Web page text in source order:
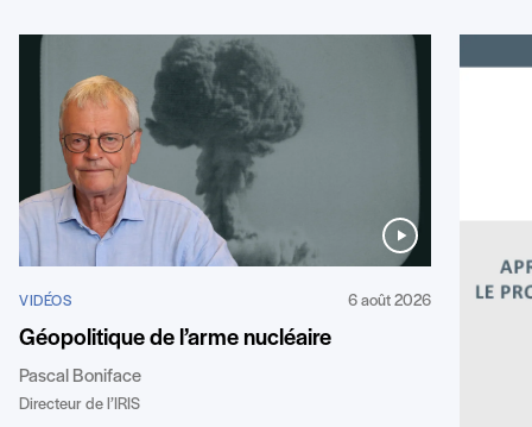
VIDÉOS 6 août 2026
Géopolitique de l’arme nucléaire
Pascal Boniface
Directeur de l’IRIS